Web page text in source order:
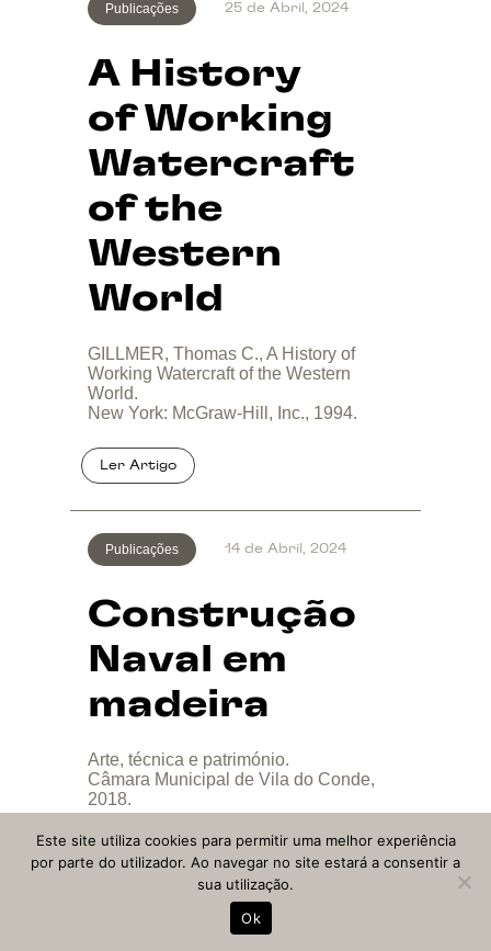
Publicações
A History
of Working
Watercraft
of the
Western
World
25 de Abril, 2024
GILLMER, Thomas C., A History of
Working Watercraft of the Western
World.
New York: McGraw-Hill, Inc., 1994.
Publicações
Construção
Naval em
madeira
14 de Abril, 2024
Arte, técnica e património.
Câmara Municipal de Vila do Conde,
2018.
Repositório
Este site utiliza cookies para permitir uma melhor experiência
por parte do utilizador. Ao navegar no site estará a consentir a
sua utilização.
Ok